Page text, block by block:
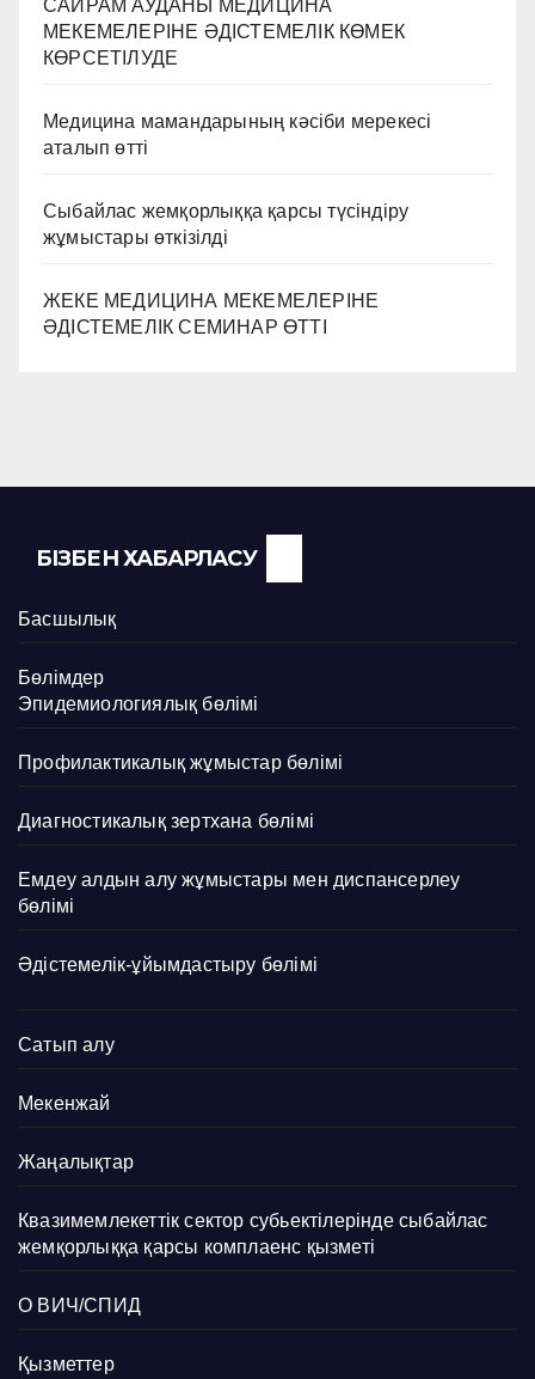
САЙРАМ АУДАНЫ МЕДИЦИНА
МЕКЕМЕЛЕРІНЕ ӘДІСТЕМЕЛІК КӨМЕК
КӨРСЕТІЛУДЕ
Медицина мамандарының кәсіби мерекесі
аталып өтті
Сыбайлас жемқорлыққа қарсы түсіндіру
жұмыстары өткізілді
ЖЕКЕ МЕДИЦИНА МЕКЕМЕЛЕРІНЕ
ӘДІСТЕМЕЛІК СЕМИНАР ӨТТІ
БІЗБЕН ХАБАРЛАСУ
Басшылық
Бөлімдер
Эпидемиологиялық бөлімі
Профилактикалық жұмыстар бөлімі
Диагностикалық зертхана бөлімі
Емдеу алдын алу жұмыстары мен диспансерлеу
бөлімі
Әдістемелік-ұйымдастыру бөлімі
Сатып алу
Мекенжай
Жаңалықтар
Квазимемлекеттік сектор субьектілерінде сыбайлас
жемқорлыққа қарсы комплаенс қызметі
О ВИЧ/СПИД
Қызметтер